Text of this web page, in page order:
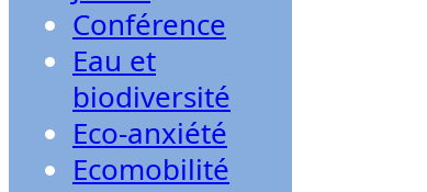
Conférence
Eau et
biodiversité
Eco-anxiété
Ecomobilité